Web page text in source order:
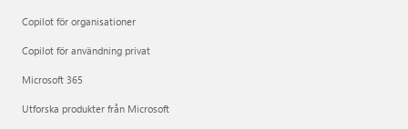
Copilot för organisationer
Copilot för användning privat
Microsoft 365
Utforska produkter från Microsoft